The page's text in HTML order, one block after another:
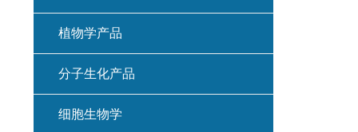
植物学产品
分子生化产品
细胞生物学